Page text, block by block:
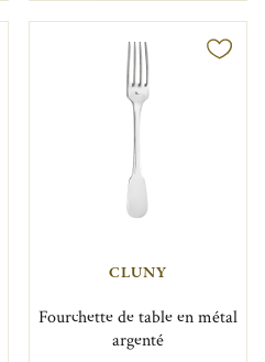
CLUNY
Fourchette de table en métal
argenté